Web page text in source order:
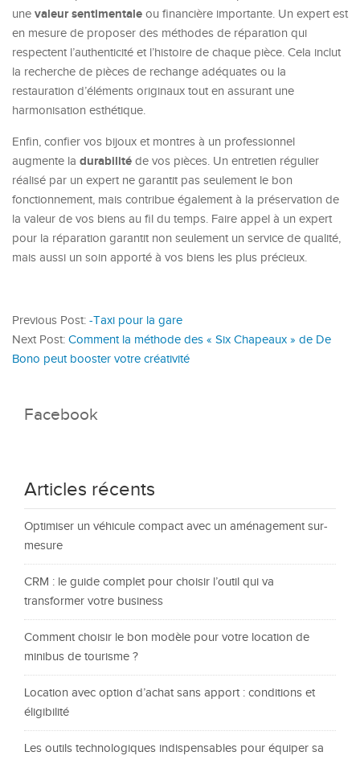
une valeur sentimentale ou financière importante. Un expert est
en mesure de proposer des méthodes de réparation qui
respectent l’authenticité et l’histoire de chaque pièce. Cela inclut
la recherche de pièces de rechange adéquates ou la
restauration d’éléments originaux tout en assurant une
harmonisation esthétique.
Enfin, confier vos bijoux et montres à un professionnel
augmente la durabilité de vos pièces. Un entretien régulier
réalisé par un expert ne garantit pas seulement le bon
fonctionnement, mais contribue également à la préservation de
la valeur de vos biens au fil du temps. Faire appel à un expert
pour la réparation garantit non seulement un service de qualité,
mais aussi un soin apporté à vos biens les plus précieux.
Previous Post: -Taxi pour la gare
Next Post: Comment la méthode des « Six Chapeaux » de De
Bono peut booster votre créativité
Facebook
Articles récents
Optimiser un véhicule compact avec un aménagement sur-
mesure
CRM : le guide complet pour choisir l’outil qui va
transformer votre business
Comment choisir le bon modèle pour votre location de
minibus de tourisme ?
Location avec option d’achat sans apport : conditions et
éligibilité
Les outils technologiques indispensables pour équiper sa